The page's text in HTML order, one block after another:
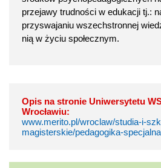
przejawy trudności w edukacji tj.:
przyswajaniu wszechstronnej
nią w życiu społecznym.
Opis na stronie Uniwersytetu
Wrocławiu:
www.merito.pl/wroclaw/studia-i-
magisterskie/pedagogika-specjalna